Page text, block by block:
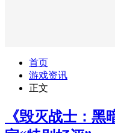
首页
游戏资讯
正文
《毁灭战士：黑